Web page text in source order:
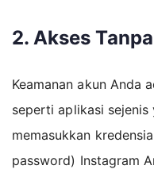
2. Akses
Keamanan akun Anda
seperti aplikasi sejenis
memasukkan
password) Instagram